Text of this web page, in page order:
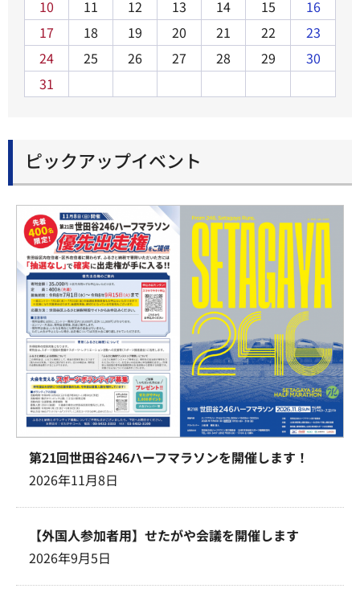
10
11 12 13 14 15
16
17
18 19 20 21 22
23
24
25 26 27 28 29
30
31
ピックアップイベント
第21回世田谷246ハーフマラソンを開催します！
2026年11月8日
【外国人参加者用】せたがや会議を開催します
2026年9月5日